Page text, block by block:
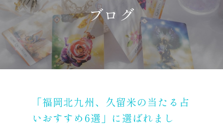
ブログ
「福岡北九州、久留米の当たる占
いおすすめ6選」に選ばれまし